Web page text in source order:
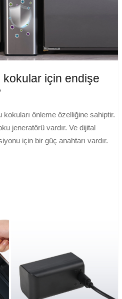
için endişe
önleme özelliğine sahiptir.
jeneratörü vardır. Ve dijital
için bir güç anahtarı vardır.